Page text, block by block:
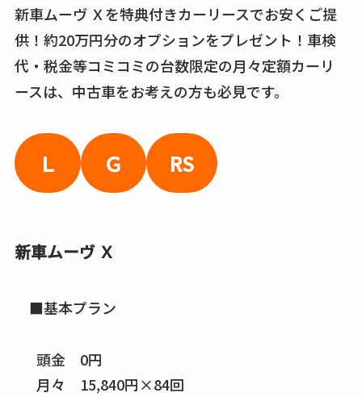
新車ムーヴ Ｘを特典付きカーリースでお安くご提
供！約20万円分のオプションをプレゼント！車検
代・税金等コミコミの台数限定の月々定額カーリ
ースは、中古車をお考えの方も必見です。
Ｌ Ｇ RS
新車ムーヴ Ｘ
■基本プラン
頭金 0円
月々 15,840円×84回